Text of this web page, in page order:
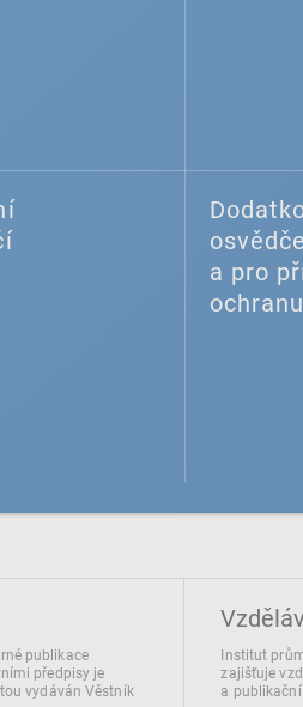
a pro
publikace
předpisy je
vydáván Věstník
Institut
zajišťuje
a